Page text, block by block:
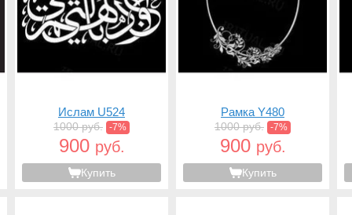
Ислам U524
1000 руб. -7%
900 руб.
Купить
Рамка Y480
1000 руб. -7%
900 руб.
Купить